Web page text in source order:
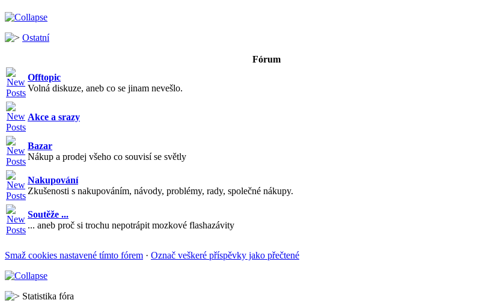
Ostatní
Fórum
Offtopic
Volná diskuze, aneb co se jinam nevešlo.
Akce a srazy
Bazar
Nákup a prodej všeho co souvisí se světly
Nakupování
Zkušenosti s nakupováním, návody, problémy, rady, společné nákupy.
Soutěže ...
... aneb proč si trochu nepotrápit mozkové flashazávity
Smaž cookies nastavené tímto fórem · Označ veškeré příspěvky jako přečtené
Statistika fóra